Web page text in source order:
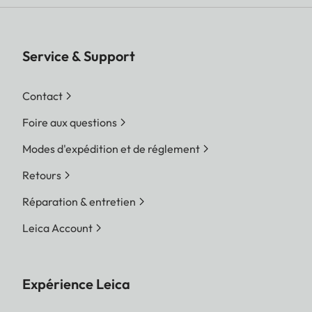
Service & Support
Contact
Foire aux questions
Modes d'expédition et de réglement
Retours
Réparation & entretien
Leica Account
Expérience Leica